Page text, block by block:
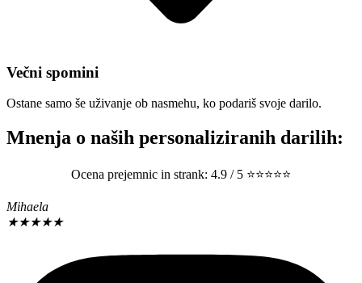
Večni spomini
Ostane samo še uživanje ob nasmehu, ko podariš svoje darilo.
Mnenja o naših personaliziranih darilih:
Ocena prejemnic in strank: 4.9 / 5 ⭐⭐⭐⭐⭐
Mihaela
★★★★★